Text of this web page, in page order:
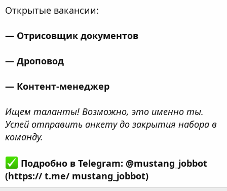
Открытые вакансии:
— Отрисовщик документов
— Дроповод
— Контент-менеджер
Ищем таланты! Возможно, это именно ты.
Успей отправить анкету до закрытия набора в
команду.
Подробно в Telegram: @mustang_jobbot
(https:// t.me/ mustang_jobbot)